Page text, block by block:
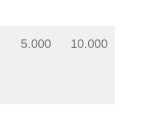
5.000 10.000